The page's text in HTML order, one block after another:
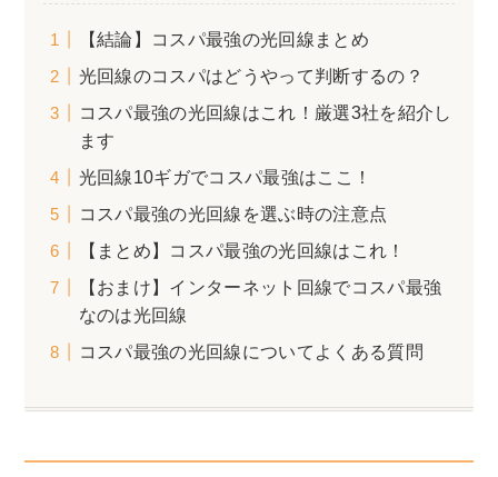
【結論】コスパ最強の光回線まとめ
光回線のコスパはどうやって判断するの？
コスパ最強の光回線はこれ！厳選3社を紹介し
ます
光回線10ギガでコスパ最強はここ！
コスパ最強の光回線を選ぶ時の注意点
【まとめ】コスパ最強の光回線はこれ！
【おまけ】インターネット回線でコスパ最強
なのは光回線
コスパ最強の光回線についてよくある質問